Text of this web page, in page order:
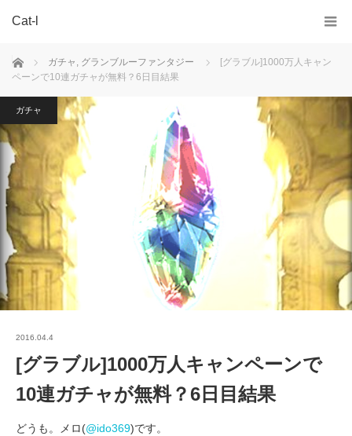
Cat-l
ホーム ガチャ , グランブルーファンタジー
[グラブル]1000万人キャン
ペーンで10連ガチャが無料？6日目結果
ガチャ
2016.04.4
[グラブル]1000万人キャンペーンで
10連ガチャが無料？6日目結果
どうも。メロ(@ido369)です。